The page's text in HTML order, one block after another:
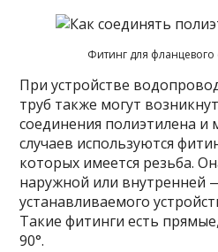
Фитинг для
При устройстве
труб также могут
соединения полиэтилена и
случаев используются
которых имеется резьба.
наружной или внутренней
устанавливаемого
Такие фитинги есть
90°.